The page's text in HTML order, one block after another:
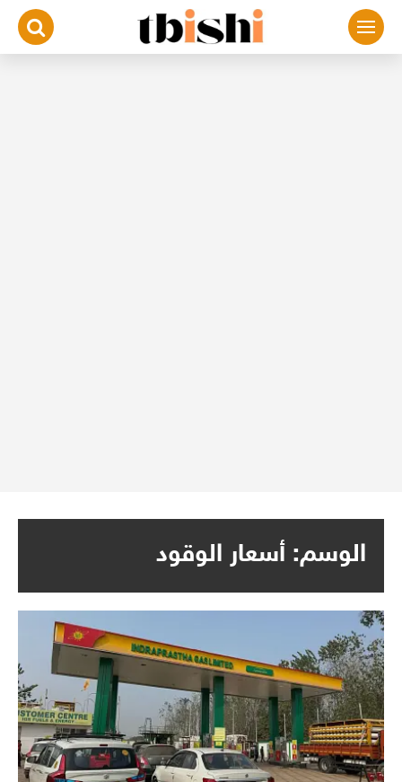
التجاوز
المحتوى
الوسم: أسعار الوقود